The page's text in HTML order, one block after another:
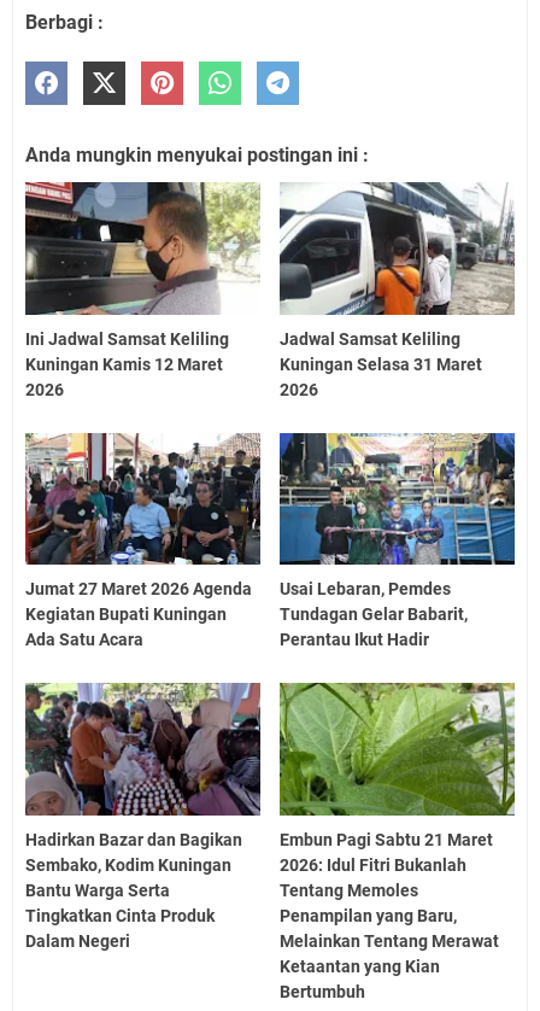
Berbagi :
Anda mungkin menyukai postingan ini :
Ini Jadwal Samsat Keliling
Kuningan Kamis 12 Maret
2026
Jadwal Samsat Keliling
Kuningan Selasa 31 Maret
2026
Jumat 27 Maret 2026 Agenda
Kegiatan Bupati Kuningan
Ada Satu Acara
Usai Lebaran, Pemdes
Tundagan Gelar Babarit,
Perantau Ikut Hadir
Hadirkan Bazar dan Bagikan
Sembako, Kodim Kuningan
Bantu Warga Serta
Tingkatkan Cinta Produk
Dalam Negeri
Embun Pagi Sabtu 21 Maret
2026: Idul Fitri Bukanlah
Tentang Memoles
Penampilan yang Baru,
Melainkan Tentang Merawat
Ketaantan yang Kian
Bertumbuh